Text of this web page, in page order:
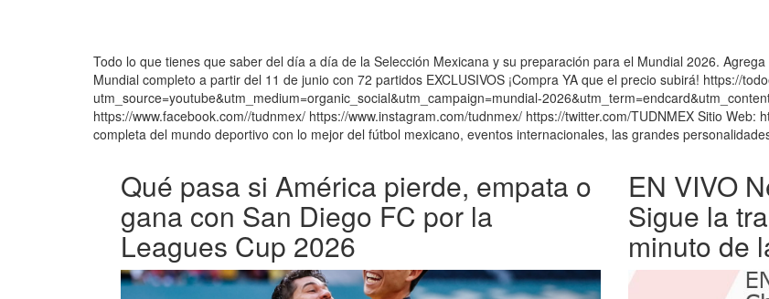
Todo lo que tienes que saber del día a día de la Selección Mexicana y su preparación para el Mundial 2026.
Mundial completo a partir del 11 de junio con 72 partidos EXCLUSIVOS ¡Compra YA que el precio subirá! https://
utm_source=youtube&utm_medium=organic_social&utm_campaign=mundial-
https://www.facebook.com//tudnmex/ https://www.instagram.com/tudnmex/ https://twitter.com/TUDNMEX Sitio
completa del mundo deportivo con lo mejor del fútbol mexicano, eventos internacionales, las grandes
Qué pasa si América pierde, empata o
gana con San Diego FC por la
Leagues Cup 2026
EN VIVO
Sigue la
minuto de